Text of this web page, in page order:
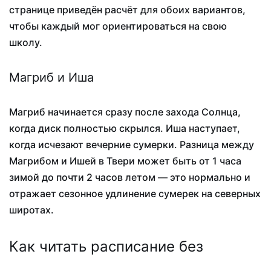
странице приведён расчёт для обоих вариантов,
чтобы каждый мог ориентироваться на свою
школу.
Магриб и Иша
Магриб начинается сразу после захода Солнца,
когда диск полностью скрылся. Иша наступает,
когда исчезают вечерние сумерки. Разница между
Магрибом и Ишей в Твери может быть от 1 часа
зимой до почти 2 часов летом — это нормально и
отражает сезонное удлинение сумерек на северных
широтах.
Как читать расписание без